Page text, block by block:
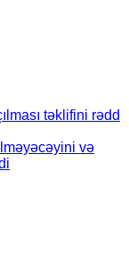
təklifini rədd
və